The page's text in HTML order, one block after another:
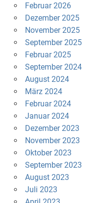
Februar 2026
Dezember 2025
November 2025
September 2025
Februar 2025
September 2024
August 2024
März 2024
Februar 2024
Januar 2024
Dezember 2023
November 2023
Oktober 2023
September 2023
August 2023
Juli 2023